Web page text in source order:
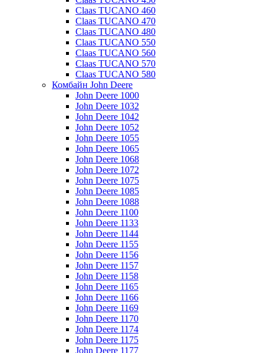
Claas TUCANO 460
Claas TUCANO 470
Claas TUCANO 480
Claas TUCANO 550
Claas TUCANO 560
Claas TUCANO 570
Claas TUCANO 580
Комбайн John Deere
John Deere 1000
John Deere 1032
John Deere 1042
John Deere 1052
John Deere 1055
John Deere 1065
John Deere 1068
John Deere 1072
John Deere 1075
John Deere 1085
John Deere 1088
John Deere 1100
John Deere 1133
John Deere 1144
John Deere 1155
John Deere 1156
John Deere 1157
John Deere 1158
John Deere 1165
John Deere 1166
John Deere 1169
John Deere 1170
John Deere 1174
John Deere 1175
John Deere 1177